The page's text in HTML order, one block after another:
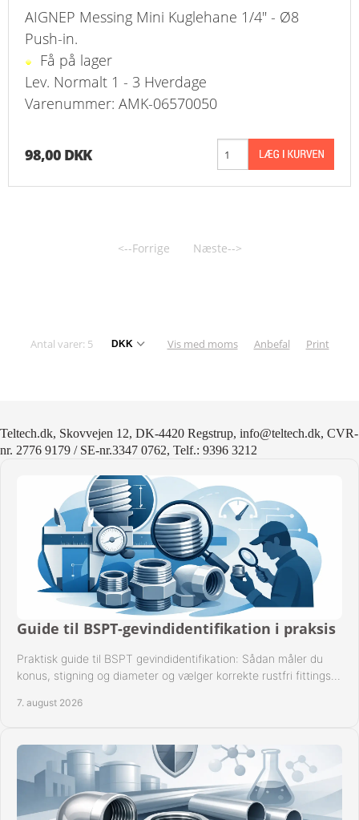
AIGNEP Messing Mini Kuglehane 1/4" - Ø8
Push-in.
Få på lager
Lev. Normalt 1 - 3 Hverdage
Varenummer: AMK-06570050
98,00 DKK
<--Forrige Næste-->
Antal varer: 5 Vis med moms Anbefal Print
Teltech.dk, Skovvejen 12, DK-4420 Regstrup, info@teltech.dk, CVR-
nr. 2776 9179 / SE-nr.3347 0762, Telf.: 9396 3212
Guide til BSPT-gevindidentifikation i praksis
Praktisk guide til BSPT gevindidentifikation: Sådan måler du
konus, stigning og diameter og vælger korrekte rustfri fittings
7. august 2026